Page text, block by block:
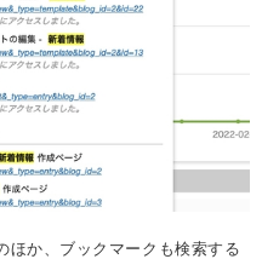
ほか、ブックマークも検索する